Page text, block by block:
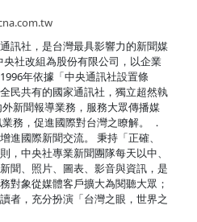
訊社，是台灣最具影響力的新聞媒
社改組為股份有限公司，以企業
年依據「中央通訊社設置條
民共有的國家通訊社，獨立超然執
新聞報導業務，服務大眾傳播媒
務，促進國際對台灣之瞭解。 ．
進國際新聞交流。 秉持「正確、
，中央社專業新聞團隊每天以中、
聞、照片、圖表、影音與資訊，是
對象從媒體客戶擴大為閱聽大眾；
者，充分扮演「台灣之眼，世界之